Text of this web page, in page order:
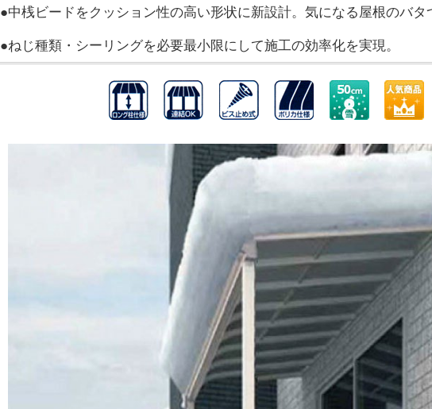
●中桟ビードをクッション性の高い形状に新設計。気になる屋根のバタ
●ねじ種類・シーリングを必要最小限にして施工の効率化を実現。